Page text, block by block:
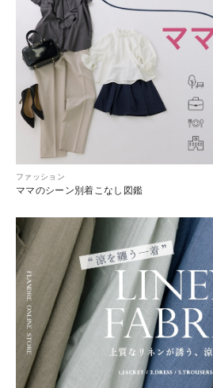
ファッション
ママのシーン別着こなし図鑑